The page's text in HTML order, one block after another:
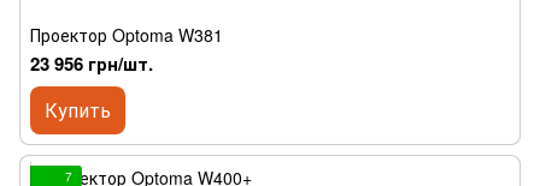
Проектор Optoma W381
23 956 грн/шт.
Купить
7